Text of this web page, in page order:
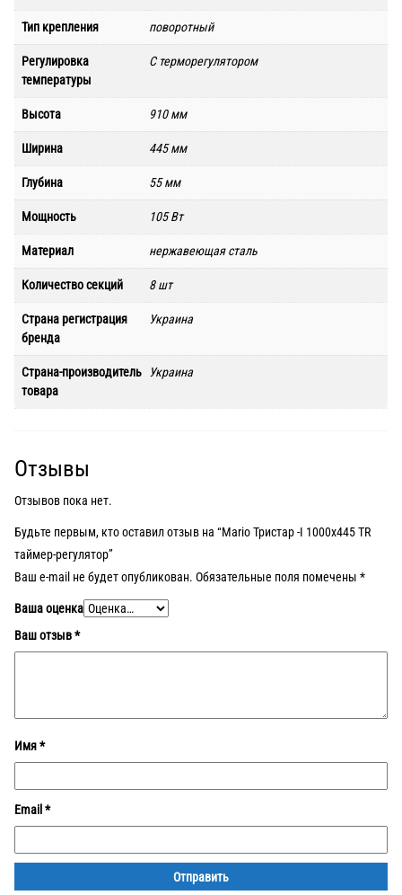
Тип крепления поворотный
Регулировка
температуры
С терморегулятором
Высота 910 мм
Ширина 445 мм
Глубина 55 мм
Мощность 105 Вт
Материал нержавеющая сталь
Количество секций 8 шт
Страна регистрация
бренда
Украина
Страна-производитель
товара
Украина
Отзывы
Отзывов пока нет.
Будьте первым, кто оставил отзыв на “Mario Тристар -I 1000х445 TR
таймер-регулятор”
Ваш e-mail не будет опубликован. Обязательные поля помечены *
Ваша оценка
Ваш отзыв*
Имя*
Email *